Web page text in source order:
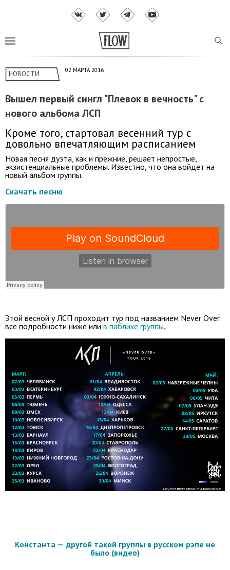
НОВОСТИ 02 МАРТА 2016
Вышел первый сингл "Плевок в вечность" с
нового альбома ЛСП
Кроме того, стартовал весенний тур с
довольно впечатляющим расписанием
Новая песня дуэта, как и прежние, решает непростые,
экзистенциальные проблемы. Известно, что она войдет на
новый альбом группы.
Скачать песню
Этой весной у ЛСП проходит тур под названием Never Over:
все подробности ниже или в паблике группы.
Константа — другой такой группы в русском рэпе не
было (видео)